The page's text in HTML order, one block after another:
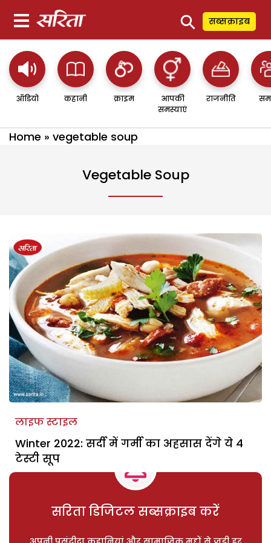
⚲ सब्सक्राइब
ऑडियो कहानी क्राइम
आपकी
समस्याएं
राजनीति
Home » vegetable soup
Vegetable Soup
लाइफ स्टाइल
Winter 2022: सर्दी में गर्मी का अहसास देंगे ये 4
टेस्टी सूप
सरिता डिजिटल सब्सक्राइब करें